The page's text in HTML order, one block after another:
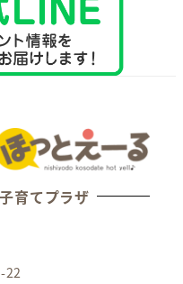
育てプラザ
22